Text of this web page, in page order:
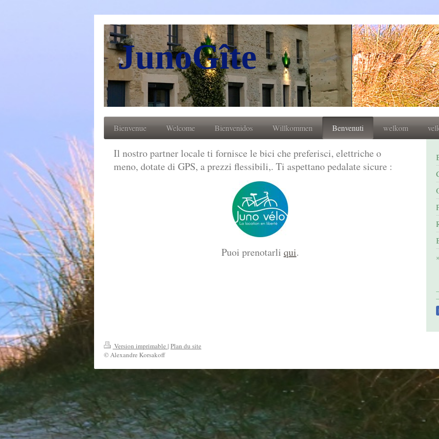
JunoGîte
Bienvenue Welcome Bienvenidos Willkommen Benvenuti welkom
Il nostro partner locale ti fornisce le bici che preferisci, elettriche o
meno, dotate di GPS, a prezzi flessibili,. Ti aspettano pedalate sicure :
Puoi prenotarli qui.
Version imprimable | Plan du site
© Alexandre Korsakoff